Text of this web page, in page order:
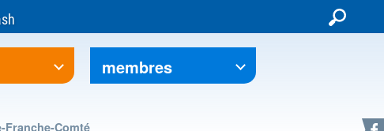
membres
Franche-Comté